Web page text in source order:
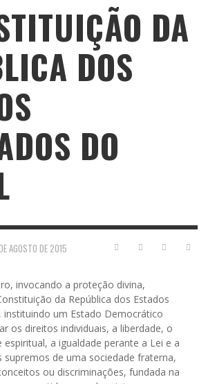
DA
DOS
DO
AGOSTO DE 2015
invocando a proteção divina,
da República dos Estados
instituindo um Estado Democrático
os direitos individuais, a liberdade, o
a igualdade perante a Lei e a
supremos de uma sociedade fraterna,
ou discriminações, fundada na